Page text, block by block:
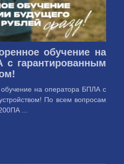
обучение на
с гарантированным
обучение на оператора БПЛА с
По всем вопросам
...